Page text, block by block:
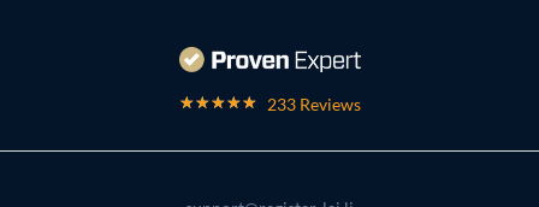
233 Reviews